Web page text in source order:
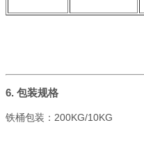
6. 包装规格
铁桶包装： 200KG/10KG